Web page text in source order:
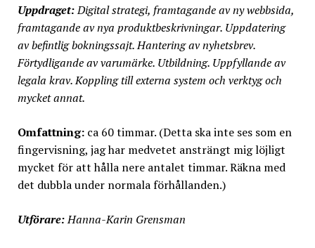
Uppdraget:Digital strategi, framtagande av ny webbsida,
framtagande av nya produktbeskrivningar. Uppdatering
av befintlig bokningssajt. Hantering av nyhetsbrev.
Förtydligande av varumärke. Utbildning. Uppfyllande av
legala krav. Koppling till externa system och verktyg och
mycket annat.
Omfattning:ca 60 timmar. (Detta ska inte ses som en
fingervisning, jag har medvetet ansträngt mig löjligt
mycket för att hålla nere antalet timmar. Räkna med
det dubbla under normala förhållanden.)
Utförare:Hanna-Karin Grensman